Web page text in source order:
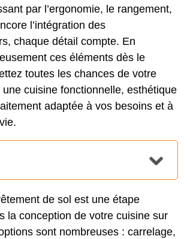
par l’ergonomie, le rangement,
l’intégration des
chaque détail compte. En
ces éléments dès le
toutes les chances de votre
cuisine fonctionnelle, esthétique
adaptée à vos besoins et à
de sol est une étape
la conception de votre cuisine sur
sont nombreuses : carrelage,